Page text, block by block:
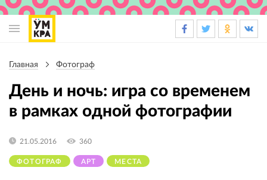
навигации
Главная Фотограф
День и ночь: игра со временем
в рамках одной фотографии
ФОТОГРАФ АРТ МЕСТА
21.05.2016 360